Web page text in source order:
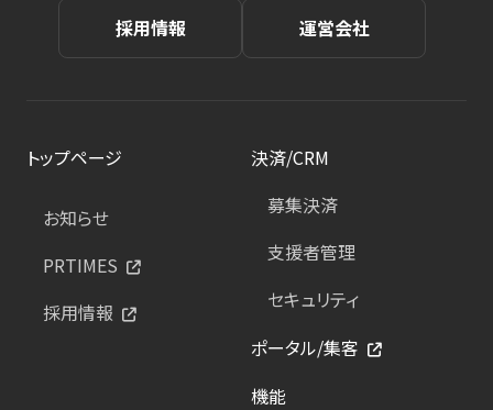
採用情報 運営会社
トップページ
お知らせ
PRTIMES
採用情報
決済/CRM
募集決済
支援者管理
セキュリティ
ポータル/集客
機能